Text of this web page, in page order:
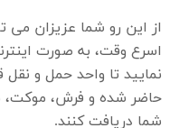
از این رو شما عزیزان می
اسرع وقت، به صورت
نمایید تا واحد حمل و نقل
حاضر شده و فرش، موکت،
شما دریافت کنند.